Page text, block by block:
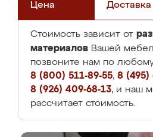
Цена Доставка
Стоимость зависит от
материалов Вашей
позвоните нам по
8 (800) 511-89-55, 8 (495)
8 (926) 409-68-13, и наш
рассчитает стоимость.